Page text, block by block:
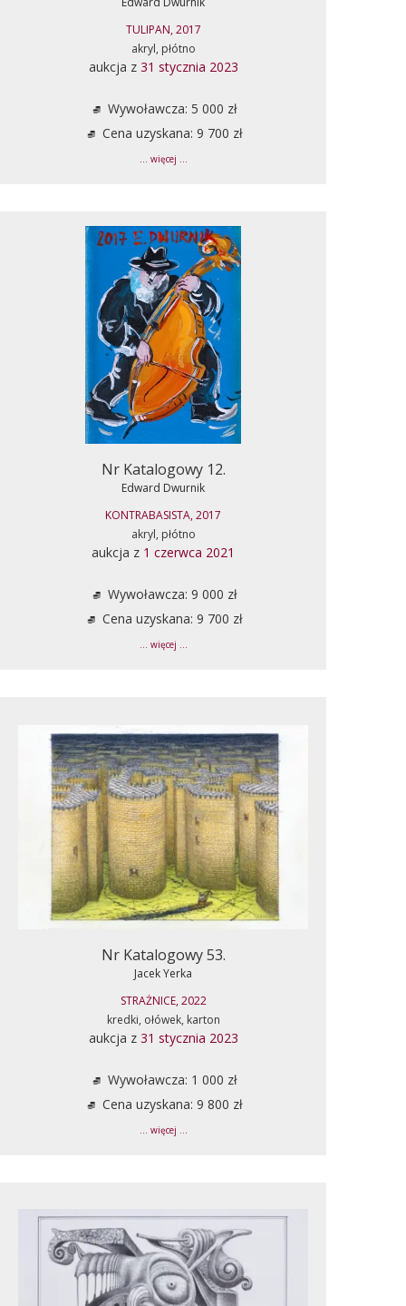
TULIPAN, 2017
akryl, płótno
aukcja z 31 stycznia 2023
Wywoławcza: 5 000 zł
Cena uzyskana: 9 700 zł
... więcej ...
Nr Katalogowy 12.
Edward Dwurnik
KONTRABASISTA, 2017
akryl, płótno
aukcja z 1 czerwca 2021
Wywoławcza: 9 000 zł
Cena uzyskana: 9 700 zł
... więcej ...
Nr Katalogowy 53.
Jacek Yerka
STRAŻNICE, 2022
kredki, ołówek, karton
aukcja z 31 stycznia 2023
Wywoławcza: 1 000 zł
Cena uzyskana: 9 800 zł
... więcej ...